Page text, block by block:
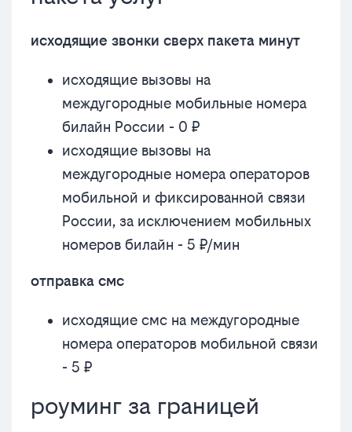
исходящие звонки сверх пакета минут
исходящие вызовы на
междугородные мобильные номера
билайн России - 0 ₽
исходящие вызовы на
междугородные номера операторов
мобильной и фиксированной связи
России, за исключением мобильных
номеров билайн - 5 ₽/мин
отправка смс
исходящие смс на междугородные
номера операторов мобильной связи
- 5 ₽
роуминг за границей